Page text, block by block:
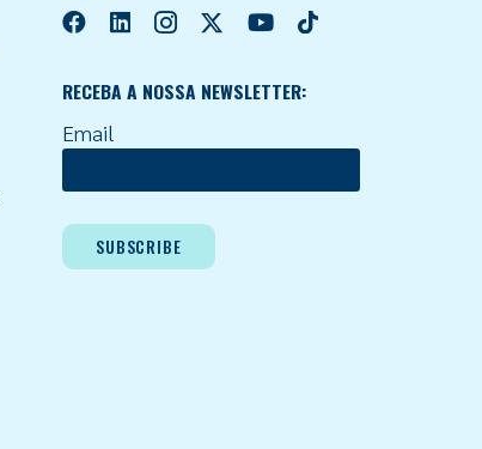
RECEBA A NOSSA NEWSLETTER:
Email